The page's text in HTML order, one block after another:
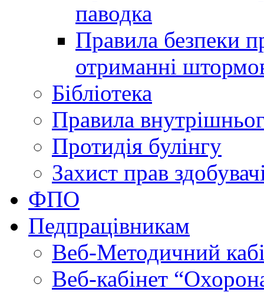
паводка
Правила безпеки
отриманні
Бібліотека
Правила
Протидія булінгу
Захист прав
ФПО
Педпрацівникам
Веб-Методичний
Веб-кабінет